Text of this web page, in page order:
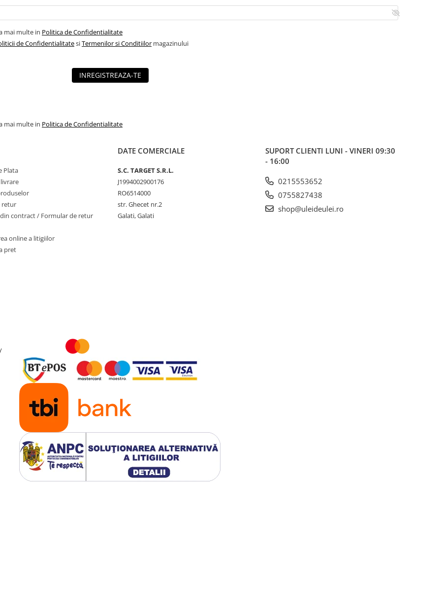
mai multe in Politica de Confidentialitate
de ConfidentialitatesiTermenilor si Conditiilor magazinului
INREGISTREAZA-TE
mai multe in Politica de Confidentialitate
Plata
retur
contract / Formular de retur
online a litigiilor
pret
DATE COMERCIALE
S.C. TARGET S.R.L.
J1994002900176
RO6514000
str. Ghecet nr.2
Galati, Galati
SUPORT CLIENTI LUNI - VINERI 09:30
- 16:00
0215553652
0755827438
shop@uleideulei.ro